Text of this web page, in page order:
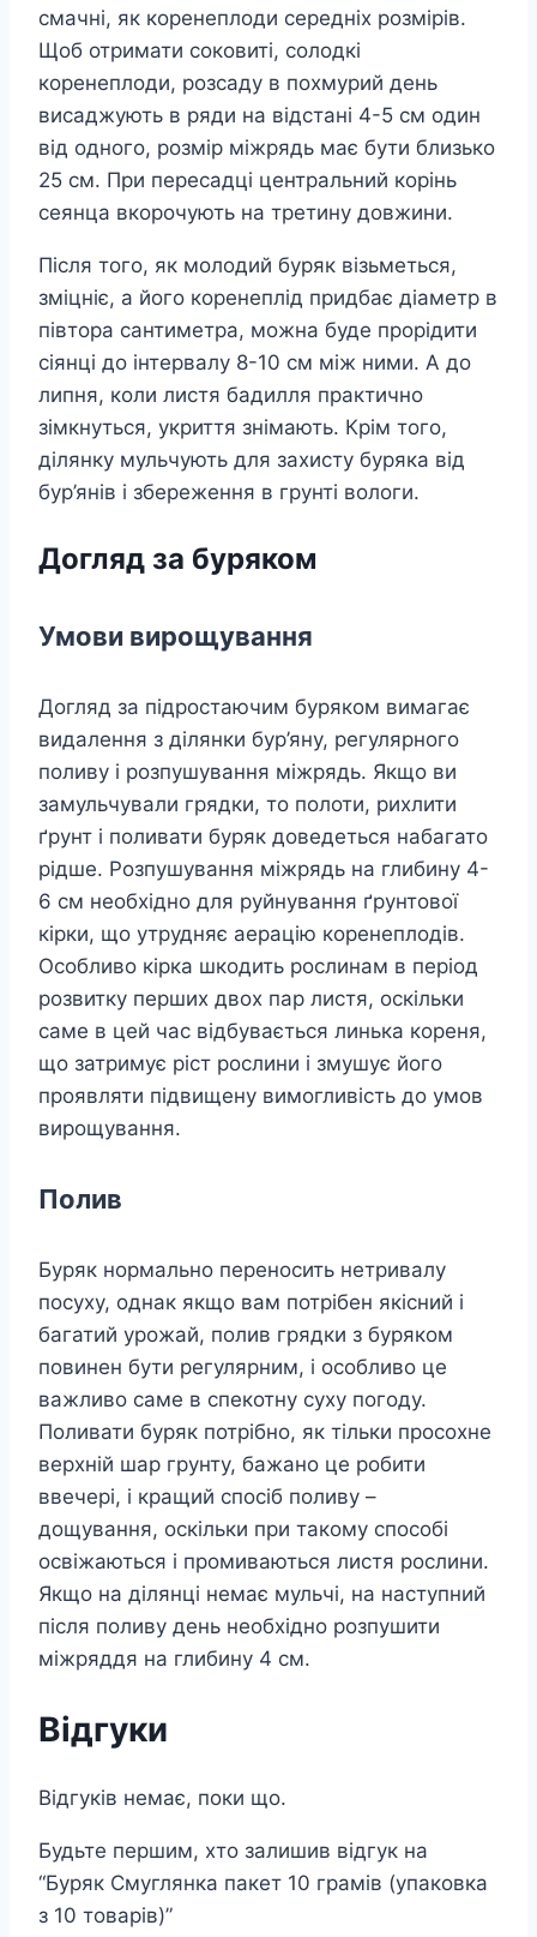
смачні, як коренеплоди середніх розмірів.
Щоб отримати соковиті, солодкі
коренеплоди, розсаду в похмурий день
висаджують в ряди на відстані 4-5 см один
від одного, розмір міжрядь має бути близько
25 см. При пересадці центральний корінь
сеянца вкорочують на третину довжини.
Після того, як молодий буряк візьметься,
зміцніє, а його коренеплід придбає діаметр в
півтора сантиметра, можна буде прорідити
сіянці до інтервалу 8-10 см між ними. А до
липня, коли листя бадилля практично
зімкнуться, укриття знімають. Крім того,
ділянку мульчують для захисту буряка від
бур’янів і збереження в грунті вологи.
Догляд за буряком
Умови вирощування
Догляд за підростаючим буряком вимагає
видалення з ділянки бур’яну, регулярного
поливу і розпушування міжрядь. Якщо ви
замульчували грядки, то полоти, рихлити
ґрунт і поливати буряк доведеться набагато
рідше. Розпушування міжрядь на глибину 4-
6 см необхідно для руйнування ґрунтової
кірки, що утрудняє аерацію коренеплодів.
Особливо кірка шкодить рослинам в період
розвитку перших двох пар листя, оскільки
саме в цей час відбувається линька кореня,
що затримує ріст рослини і змушує його
проявляти підвищену вимогливість до умов
вирощування.
Полив
Буряк нормально переносить нетривалу
посуху, однак якщо вам потрібен якісний і
багатий урожай, полив грядки з буряком
повинен бути регулярним, і особливо це
важливо саме в спекотну суху погоду.
Поливати буряк потрібно, як тільки просохне
верхній шар грунту, бажано це робити
ввечері, і кращий спосіб поливу –
дощування, оскільки при такому способі
освіжаються і промиваються листя рослини.
Якщо на ділянці немає мульчі, на наступний
після поливу день необхідно розпушити
міжряддя на глибину 4 см.
Відгуки
Відгуків немає, поки що.
Будьте першим, хто залишив відгук на
“Буряк Смуглянка пакет 10 грамів (упаковка
з 10 товарів)”